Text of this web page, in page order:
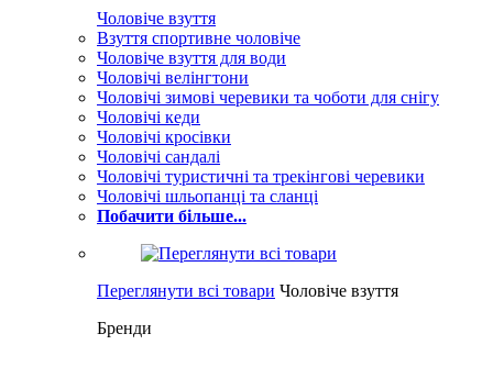
Чоловіче взуття
Взуття спортивне чоловіче
Чоловіче взуття для води
Чоловічі велінгтони
Чоловічі зимові черевики та чоботи для снігу
Чоловічі кеди
Чоловічі кросівки
Чоловічі сандалі
Чоловічі туристичні та трекінгові черевики
Чоловічі шльопанці та сланці
Побачити більше...
Переглянути всі товари Чоловіче взуття
Бренди